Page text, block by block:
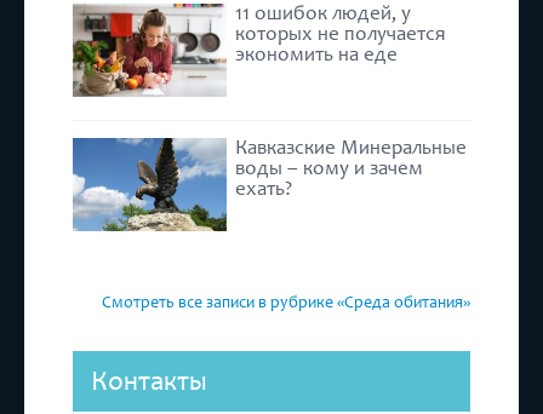
11 ошибок людей, у
которых не получается
экономить на еде
Кавказские Минеральные
воды – кому и зачем
ехать?
Смотреть все записи в рубрике «Среда обитания»
Контакты